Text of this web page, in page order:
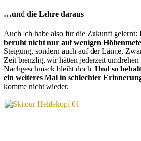
…und die Lehre daraus
Auch ich habe also für die Zukunft gelernt:
beruht nicht nur auf wenigen
Steigung, sondern auch auf der Länge.
Zeit brenzlig, wir hätten jederzeit
Nachgeschmack bleibt doch. Und so
ein weiteres Mal in schlechter
komme nicht wieder.